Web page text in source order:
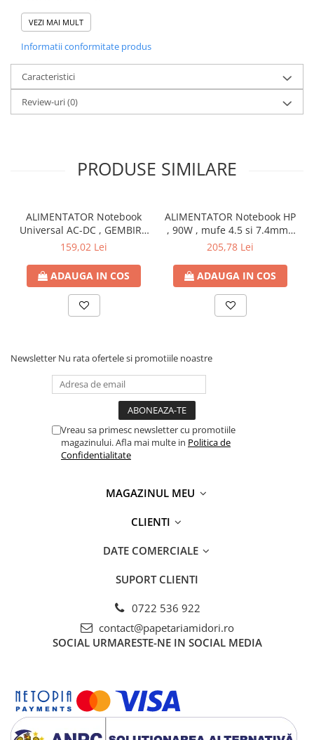
Agrafe, ace, piuneze, clipsuri
Automatizare birou si accesori
Laminatoare si folii
Calculatoare de birou
Capsatoare si capse
Foarfeci si cuttere
Suporturi pentru birou
Rechizite si articole scolare
Caiete si blocuri de desen
Coperti pentru caiete si carti
Tempera, guase si acuarele
Carioci
Creioane colorate
Accesorii
Creta si creioane cerate
Ghiozdane, genti, penare
Instrumente geometrie
Benzi etichete originale Brother
Cartuse originale Brother
Cartuse originale Develop
Cartuse originale Epson
Cartuse originale HP
Greutate: 1.5 - 1.99 Kg
Culoare: negru
Model placa video: Intel UHD Graphics
VEZI MAI MULT
Informatii conformitate produs
Caracteristici
Review-uri(0)
PRODUSE SIMILARE
ALIMENTATOR Notebook
Universal AC-DC , GEMBIRD
, 90W - tensiuni
DC la 4.5 A max , protectie
la supratensiuni Cod
Produs: NPA-AC1D
159,02 Lei
ADAUGA IN COS
ALIMENTATOR Notebook HP
, 90W , mufe 4.5 si 7.4mm ,
Cod Produs: H6Y90AA
205,78 Lei
ADAUGA IN COS
Newsletter Nu rata ofertele si promotiile noastre
Vreau sa primesc newsletter cu promotiile
magazinului. Afla mai multe in Politica de
Confidentialitate
MAGAZINUL MEU
CLIENTI
DATE COMERCIALE
SUPORT CLIENTI
0722 536 922
contact@papetariamidori.ro
SOCIAL URMARESTE-NE IN SOCIAL MEDIA